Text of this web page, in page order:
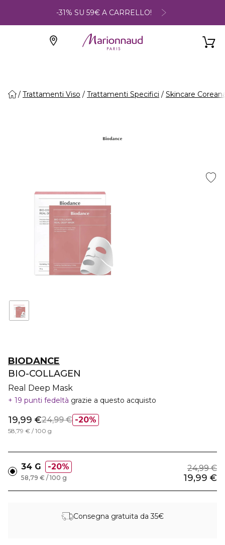
-31% SU 59€ A CARRELLO!
Trattamenti Viso Trattamenti Specifici Skincare
BIODANCE
BIO-COLLAGEN
Real Deep Mask
19 punti fedeltà grazie a questo acquisto
20%
19,99 €24,99 €
58,79 € / 100 g
34 G 20% 24,99 €
19,99 €
58,79 € / 100 g
Consegna gratuita da 35€